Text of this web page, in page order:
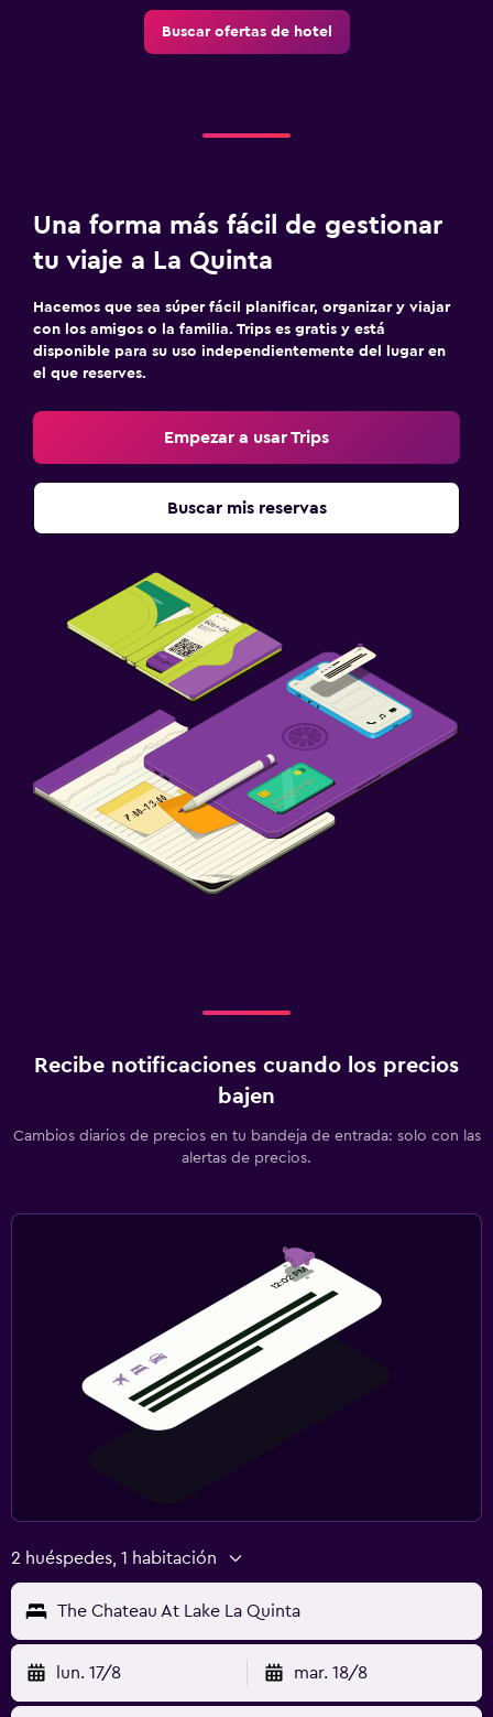
Buscar ofertas de hotel
Una forma más fácil de gestionar
tu viaje a La Quinta
Hacemos que sea súper fácil planificar, organizar y viajar
con los amigos o la familia. Trips es gratis y está
disponible para su uso independientemente del lugar en
el que reserves.
Empezar a usar Trips
Buscar mis reservas
Recibe notificaciones cuando los precios
bajen
Cambios diarios de precios en tu bandeja de entrada: solo con las
alertas de precios.
2 huéspedes, 1 habitación
The Chateau At Lake La Quinta
lun. 17/8 mar. 18/8